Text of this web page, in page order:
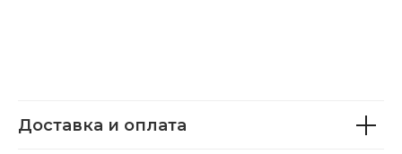
Доставка и оплата